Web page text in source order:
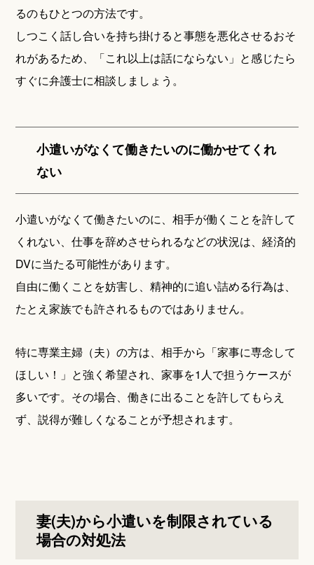
るのもひとつの方法です。
しつこく話し合いを持ち掛けると事態を悪化させるおそ
れがあるため、「これ以上は話にならない」と感じたら
すぐに弁護士に相談しましょう。
小遣いがなくて働きたいのに働かせてくれ
ない
小遣いがなくて働きたいのに、相手が働くことを許して
くれない、仕事を辞めさせられるなどの状況は、経済的
DVに当たる可能性があります。
自由に働くことを妨害し、精神的に追い詰める行為は、
たとえ家族でも許されるものではありません。
特に専業主婦（夫）の方は、相手から「家事に専念して
ほしい！」と強く希望され、家事を1人で担うケースが
多いです。その場合、働きに出ることを許してもらえ
ず、説得が難しくなることが予想されます。
妻(夫)から小遣いを制限されている
場合の対処法